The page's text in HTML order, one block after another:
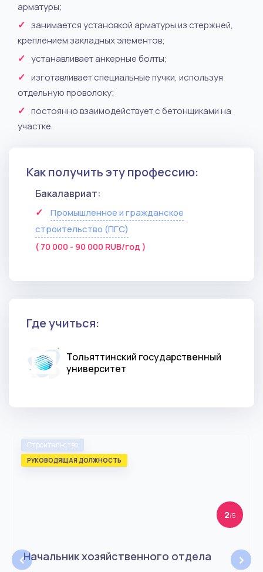
арматуры;
занимается установкой арматуры из стержней,
креплением закладных элементов;
устанавливает анкерные болты;
изготавливает специальные пучки, используя
отдельную проволоку;
постоянно взаимодействует с бетонщиками на
участке.
Как получить эту профессию:
Бакалавриат:
Промышленное и гражданское
строительство (ПГС)
( 70 000 - 90 000 RUB/год )
Где учиться:
Тольяттинский государственный
университет
‹
Строительство
РУКОВОДЯЩАЯ ДОЛЖНОСТЬ
2/5
Начальник хозяйственного отдела ›